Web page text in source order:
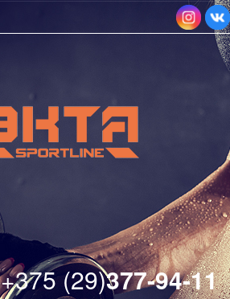
+375 (29)377-94-11